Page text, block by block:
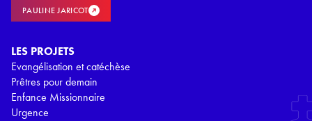
PAULINE JARICOT
LES PROJETS
Evangélisation et catéchèse
Prêtres pour demain
Enfance Missionnaire
Urgence